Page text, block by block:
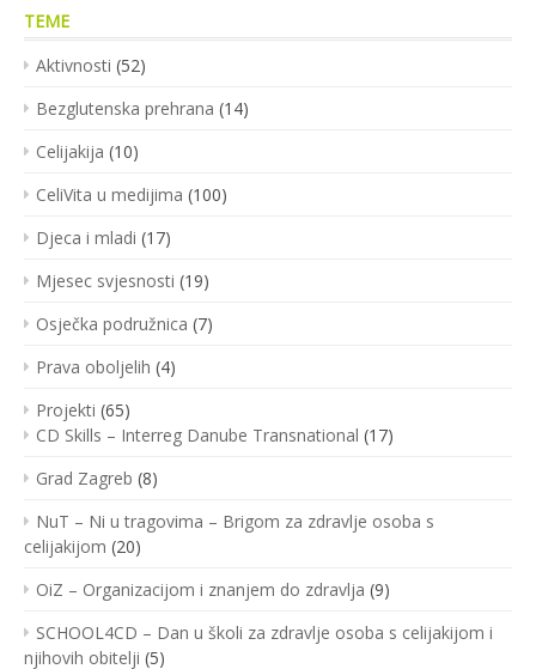
TEME
Aktivnosti (52)
Bezglutenska prehrana (14)
Celijakija (10)
CeliVita u medijima (100)
Djeca i mladi (17)
Mjesec svjesnosti (19)
Osječka podružnica (7)
Prava oboljelih (4)
Projekti (65)
CD Skills – Interreg Danube Transnational (17)
Grad Zagreb (8)
NuT – Ni u tragovima – Brigom za zdravlje osoba s
celijakijom (20)
OiZ – Organizacijom i znanjem do zdravlja (9)
SCHOOL4CD – Dan u školi za zdravlje osoba s celijakijom i
njihovih obitelji (5)